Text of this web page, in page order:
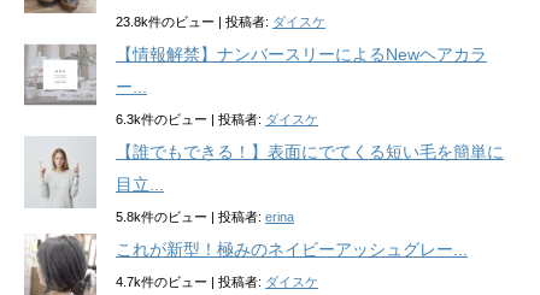
23.8k件のビュー | 投稿者: ダイスケ
【情報解禁】ナンバースリーによるNewヘアカラ
ー...
6.3k件のビュー | 投稿者: ダイスケ
【誰でもできる！】表面にでてくる短い毛を簡単に
目立...
5.8k件のビュー | 投稿者: erina
これが新型！極みのネイビーアッシュグレー...
4.7k件のビュー | 投稿者: ダイスケ